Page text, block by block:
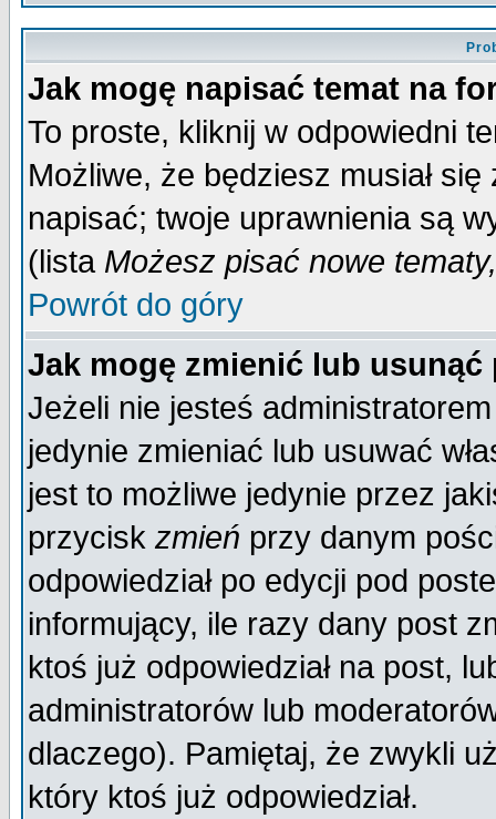
Jak mogę napisać temat na
To proste, kliknij w odpowiedni
Możliwe, że będziesz musiał
napisać; twoje uprawnienia są
(lista Możesz pisać nowe
Powrót do góry
Jak mogę zmienić lub usunąć
Jeżeli nie jesteś
jedynie zmieniać lub usuwać
jest to możliwe jedynie przez
przycisk zmień przy danym
odpowiedział po edycji pod
informujący, ile razy dany post
ktoś już odpowiedział na post,
administratorów lub
dlaczego). Pamiętaj, że zwykli
który ktoś już odpowiedział.